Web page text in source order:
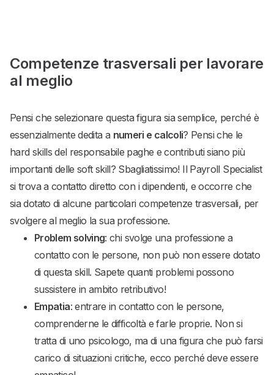
Competenze trasversali per lavorare
al meglio
Pensi che selezionare questa figura sia semplice, perché è
essenzialmente dedita a numeri e calcoli? Pensi che le
hard skills del responsabile paghe e contributi siano più
importanti delle soft skill? Sbagliatissimo! Il Payroll Specialist
si trova a contatto diretto con i dipendenti, e occorre che
sia dotato di alcune particolari competenze trasversali, per
svolgere al meglio la sua professione.
Problem solving: chi svolge una professione a
contatto con le persone, non può non essere dotato
di questa skill. Sapete quanti problemi possono
sussistere in ambito retributivo!
Empatia: entrare in contatto con le persone,
comprenderne le difficoltà e farle proprie. Non si
tratta di uno psicologo, ma di una figura che può farsi
carico di situazioni critiche, ecco perché deve essere